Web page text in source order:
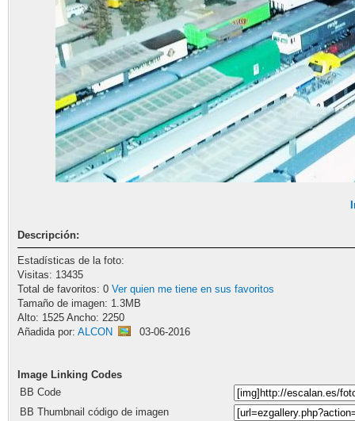
Descripción:
Estadísticas de la foto:
Visitas: 13435
Total de favoritos: 0 Ver quien me tiene en sus favoritos
Tamaño de imagen: 1.3MB
Alto: 1525 Ancho: 2250
Añadida por: ALCON 03-06-2016
Image Linking Codes
BB Code
BB Thumbnail código de imagen